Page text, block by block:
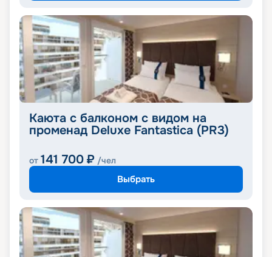
Каюта с балконом с видом на
променад Deluxe Fantastica (PR3)
от 141 700 ₽ /чел
Выбрать